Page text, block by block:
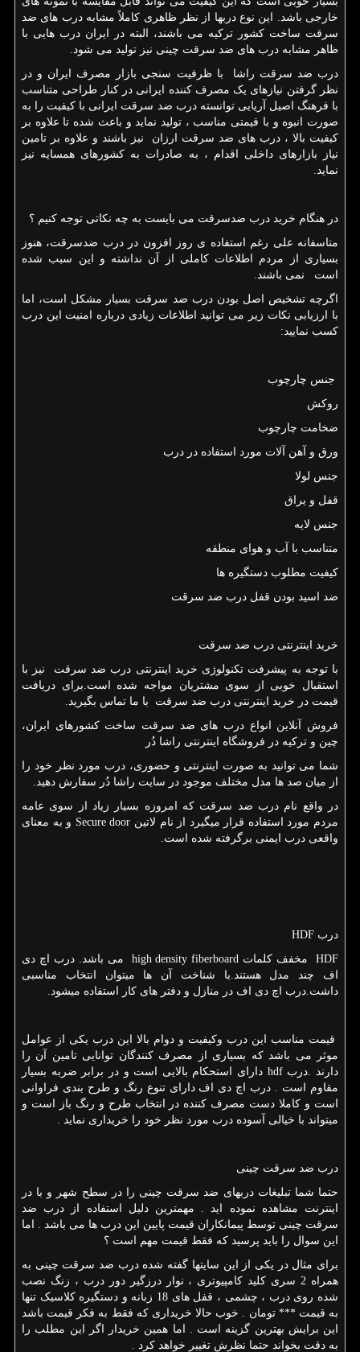
خارجی باشد. اين نوع دربها از نظر ظاهری کاملاً مشابه درب های ضد
سرقت ساخت کشور ترکیه می باشند، البته در ایران درب هایی با
ظاهر مشابه درب های ضد سرقت چینی نیز تولید می شود.
درب ضد سرقت راشا با ظرفیت سنجی بازار مصرف ایران و در
نظر گرفتن نیازهای یک مصرف کننده ایرانی در کنار طراحی متناسب
با فرهنگ اصیل آریایی توانسته درب ضد سرقت ایرانی با کیفیت را به
صورت انبوه و با قیمتی مناسب ، تولید نماید و باعث شده تا علاوه بر
کیفیت بالا ، درب های ضد سرقت ارزان نیز باشند و علاوه بر تامین
نیاز بازارهای داخلی اقدام ، به صادرات به کشورهای همسایه نیز
نماید.
در هنگام خرید درب ضدسرقت می بایست به چه نکاتی توجه کنیم ؟
متاسفانه علی رغم استفاده ی روز افزون در درب ضدسرقت، هنوز
بسیاری از مردم اطلاعات کاملی از آن نداشته و این سبب شده
است نمی باشند.
اگرچه تشخیص اصل بودن درب ضد سرقت بسیار مشکل است، اما
با ارزیابی نکات زیر می توانید اطلاعات زیادی درباره امنیت این درب
کسب نمایید:
جنس چارچوب
روکش
ضخامت چارچوب
ورق و آهن آلات مورد استفاده در درب
جنس لولا
قفل و یراق
جنس لایه
متناسب با آب و هوای منطقه
کیفیت مطلوب دستگیره ها
ضد اسید بودن قفل درب ضد سرقت
خرید اینترنتی درب ضد سرقت
با توجه به پیشرفت تکنولوژی خرید اینترنتی درب ضد سرقت نیز با
استقبال خوبی از سوی مشتریان مواجه شده است.برای دریافت
قیمت در خرید اینترنتی درب ضد سرقت با ما تماس بگیرید.
فروش آنلاین انواع درب های ضد سرقت ساخت کشورهای ایران،
چین و ترکیه در فروشگاه اینترنتی راشا دُر
شما می توانید به صورت اینترنتی و حضوری، درب مورد نظر خود را
از میان صد ها مدل مختلف موجود در سایت راشا دُر سفارش دهید.
در واقع نام درب ضد سرقت که امروزه بسیار زیاد از سوی عامه
مردم مورد استفاده قرار میگیرد از نام لاتین Secure door و به معنای
واقعی درب ایمنی برگرفته شده است.
درب HDF
HDFمخفف کلمات high density fiberboard می باشد. درب اچ دی
اف چند مدل هستند.با شناخت آن ها میتوان انتخاب مناسبی
داشت.درب اچ دی اف در منازل و دفتر های کار استفاده میشود.
قیمت مناسب این درب وکیفیت و دوام بالا این درب یکی از عوامل
موثر می باشد که بسیاری از مصرف کنندگان توانایی تامین آن را
دارند .دربhdf دارای استحکام بالایی است و در برابر ضربه بسیار
مقاوم است . درب اچ دی اف دارای تنوع رنگ و طرح بندی فراوانی
است و کاملا دست مصرف کننده در انتخاب طرح و رنگ باز است و
میتواند با خیالی آسوده درب مورد نظر خود را خریداری نماید .
درب ضد سرقت چینی
حتما شما تبلیغات دربهای ضد سرقت چینی را در سطح شهر و با در
اینترنت مشاهده نموده اید . مهمترین دلیل استفاده از درب ضد
سرقت چینی توسط پیمانکاران قیمت پایین این درب ها می باشد . اما
این سوال را باید پرسید که فقط قیمت مهم است ؟
برای مثال در یکی از این سایتها گفته شده درب ضد سرقت چینی به
همراه 2 سری کلید کامپیوتری ، نوار درزگیر دور درب ، زنگ نصب
شده روی درب ، چشمی ، قفل های 18 زبانه و دستگیره کلاسیک تنها
به قیمت *** تومان . خوب حالا خریداری که فقط به فکر قیمت باشد
این برایش بهترین گزینه است . اما همین خریدار اگر این مطلب را
به دقت بخواند حتما نظرش تغییر خواهد کرد .